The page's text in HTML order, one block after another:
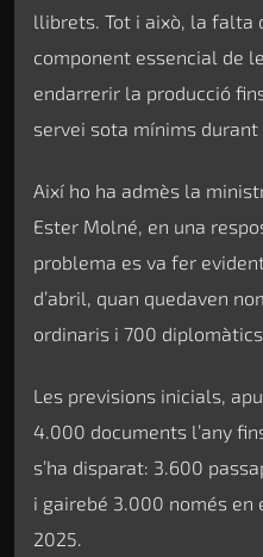
llibrets. Tot i això, la falta
component essencial de
endarrerir la producció
servei sota mínims durant
Així ho ha admès la
Ester Molné, en una
problema es va fer
d’abril, quan quedaven
ordinaris i 700
Les previsions inicials,
4.000 documents l’any
s’ha disparat: 3.600
i gairebé 3.000 només en
2025.